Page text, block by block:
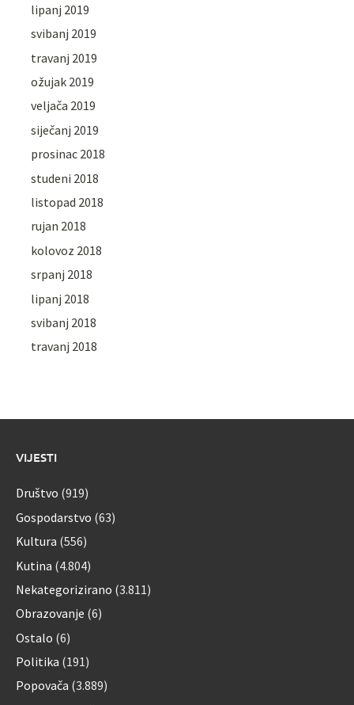
lipanj 2019
svibanj 2019
travanj 2019
ožujak 2019
veljača 2019
siječanj 2019
prosinac 2018
studeni 2018
listopad 2018
rujan 2018
kolovoz 2018
srpanj 2018
lipanj 2018
svibanj 2018
travanj 2018
VIJESTI
Društvo (919)
Gospodarstvo (63)
Kultura (556)
Kutina (4.804)
Nekategorizirano (3.811)
Obrazovanje (6)
Ostalo (6)
Politika (191)
Popovača (3.889)